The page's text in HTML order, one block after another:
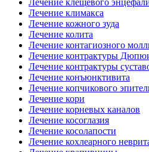
Лечение климакса
Лечение кожного зуда
Лечение колита
Лечение контагиозного
Лечение контрактуры
Лечение контрактуры
Лечение конъюнктивита
Лечение копчикового
Лечение кори
Лечение корневых каналов
Лечение косоглазия
Лечение косолапости
Лечение кохлеарного